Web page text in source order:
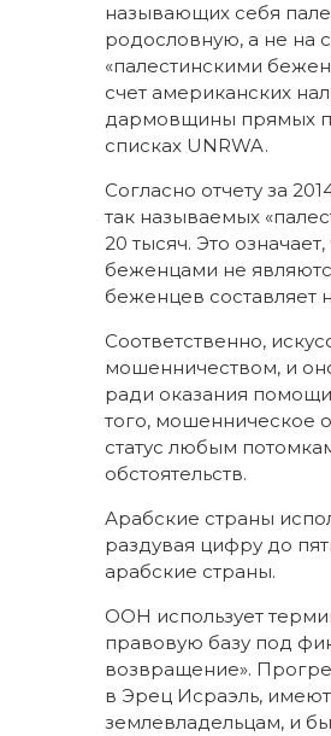
называющих себя
родословную, а не на
«палестинскими
счет американских
дармовщины прямых
списках UNRWA.
Согласно отчету за
так называемых
20 тысяч. Это
беженцами не
беженцев составляет
Соответственно,
мошенничеством, и
ради оказания
того, мошенническое
статус любым
обстоятельств.
Арабские страны
раздувая цифру до
арабские страны.
ООН использует
правовую базу под
возвращение».
в Эрец Исраэль,
землевладельцам, и